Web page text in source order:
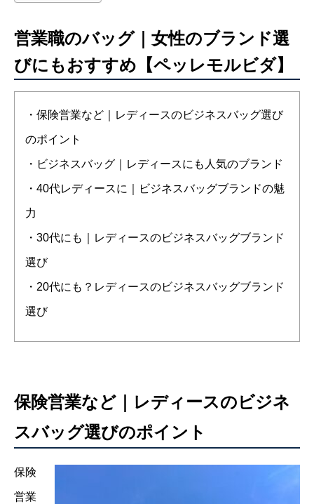
営業職のバッグ｜女性のブランド選
びにもおすすめ【ペッレモルビダ】
・保険営業など｜レディースのビジネスバッグ選び
のポイント
・ビジネスバッグ｜レディースにも人気のブランド
・40代レディースに｜ビジネスバッグブランドの魅
力
・30代にも｜レディースのビジネスバッグブランド
選び
・20代にも？レディースのビジネスバッグブランド
選び
保険営業など｜レディースのビジネ
スバッグ選びのポイント
保険
営業